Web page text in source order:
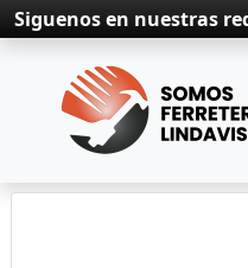
Siguenos en nuestras